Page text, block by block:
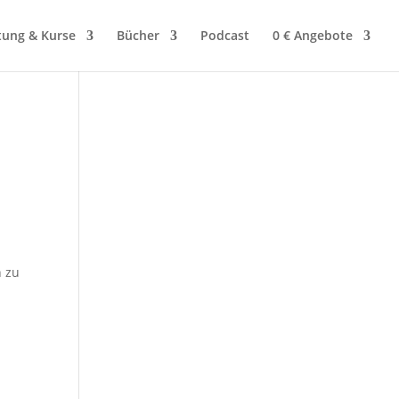
& Kurse Bücher Podcast 0 € Angebote
zu